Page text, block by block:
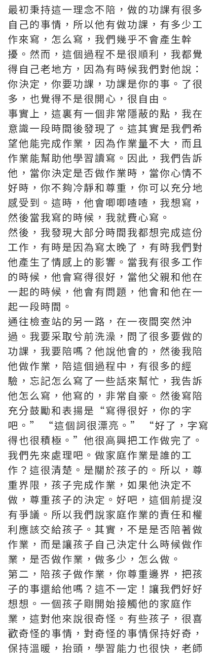
最初秉持這一理念不陪，做的功課有很多
自己的事情，所以他有做功課，有多少工
作來寫，怎么寫，我們幾乎不會產生幹
擾。然而，這個過程不是很順利，我都覺
得自己老地方，因為有時候我們對他說：
你決定，你要功課，功課是你的事。了很
多，也覺得不是很開心，很自由。
事實上，這裏有一個非常隱蔽的點，我在
意識一段時間後發現了。這其實是我們希
望他能完成作業，因為作業量不大，而且
作業能幫助他學習讀寫。因此，我們告訴
他，當你決定是否做作業時，當你心情不
好時，你不夠冷靜和尊重，你可以充分地
感受到。這時，他會唧唧喳喳，我想寫，
然後當我寫的時候，我就費心寫。
然後，我發現大部分時間我都想完成這份
工作，有時是因為寫太晚了，有時我們對
他產生了情感上的影響。當我有很多工作
的時候，他會寫得很好，當他父親和他在
一起的時候，他會有問題，他會和他在一
起一段時間。
通往檢查站的另一路，在一夜間突然沖
過。我要采取兮前洗澡，問了很多要做的
功課，我要陪嗎？他說他會的，然後我陪
他做作業，陪這個過程中，有很多的經
驗，忘記怎么寫了一些話來幫忙，我告訴
他怎么寫，他寫的，非常自豪。然後寫陪
充分鼓勵和表揚是“寫得很好，你的字
吧。” “這個詞很漂亮。” “好了，字寫
得也很積極。”他很高興把工作做完了。
我們先來處理吧。做家庭作業是誰的工
作？這很清楚。是關於孩子的。所以，尊
重界限，孩子完成作業，如果他決定不
做，尊重孩子的決定。好吧，這個前提沒
有爭議。所以我們說家庭作業的責任和權
利應該交給孩子。其實，不是是否陪著做
作業，而是讓孩子自己決定什么時候做作
業，是否做作業，做多少，怎么做。
第二，陪孩子做作業，你尊重邊界，把孩
子的事還給他嗎？這不一定！讓我們好好
想想。一個孩子剛開始接觸他的家庭作
業，這對他來說很奇怪。有些孩子，很喜
歡奇怪的事情，對奇怪的事情保持好奇，
保持溫暖，抬頭，學習能力也很快，老師